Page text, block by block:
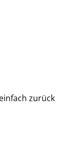
zurück